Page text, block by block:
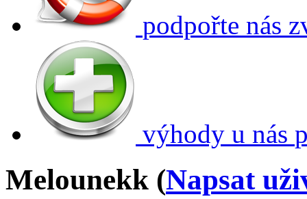
podpořte nás
výhody u nás
Melounekk (Napsat